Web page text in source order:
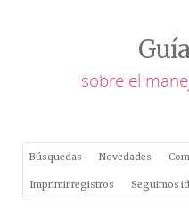
sobre el
Búsquedas Novedades
Imprimir registros Seguimos